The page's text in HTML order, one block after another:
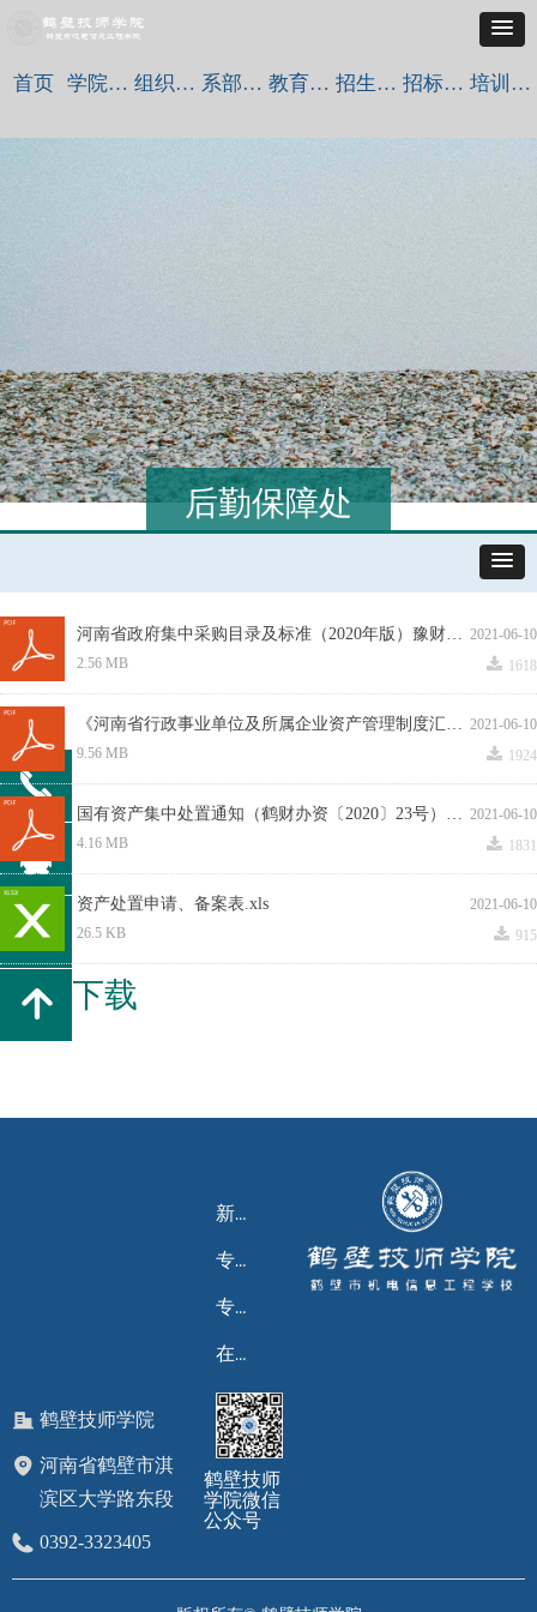
首页 学院概况 组织机构 系部设置 教育教学 招生就业 招标采购 培训认定
后勤保障处
资料下载
2021-06-10
河南省政府集中采购目录及标准（2020年版）豫财购﹝2020﹞4号 20200309.pdf
끂 1618
2.56 MB
2021-06-10
《河南省行政事业单位及所属企业资产管理制度汇编》（最终版本）.pdf
끂 1924
9.56 MB
2021-06-10
国有资产集中处置通知（鹤财办资〔2020〕23号）.pdf
끂 1831
4.16 MB
2021-06-10
资产处置申请、备案表.xls
끂 915
26.5 KB
新闻资讯
专题学习
专业介绍
在线留言
鹤壁技师学院
河南省鹤壁市淇
滨区大学路东段
0392-3323405
鹤壁技师
学院微信
公众号
끅
뀩
낃
녕